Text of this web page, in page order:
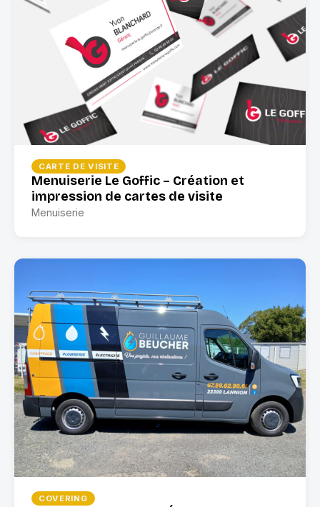
CARTE DE VISITE
Menuiserie Le Goffic – Création et
impression de cartes de visite
Menuiserie
COVERING